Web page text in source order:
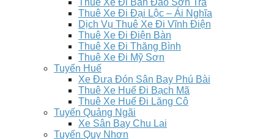
Thuê Xe Đi Bán Đảo Sơn Trà
Thuê Xe Đi Đại Lộc – Ái Nghĩa
Dịch Vụ Thuê Xe Đi Vĩnh Điện
Thuê Xe Đi Điện Bàn
Thuê Xe Đi Thăng Bình
Thuê Xe Đi Mỹ Sơn
Tuyến Huế
Xe Đưa Đón Sân Bay Phú Bài
Thuê Xe Huế Đi Bạch Mã
Thuê Xe Huế Đi Lăng Cô
Tuyến Quảng Ngãi
Xe Sân Bay Chu Lai
Tuyến Quy Nhơn